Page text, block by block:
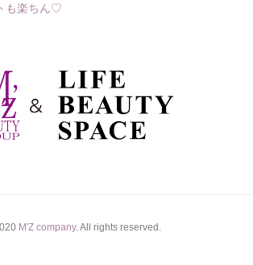
も楽ちん♡
M'Z company. All rights reserved.